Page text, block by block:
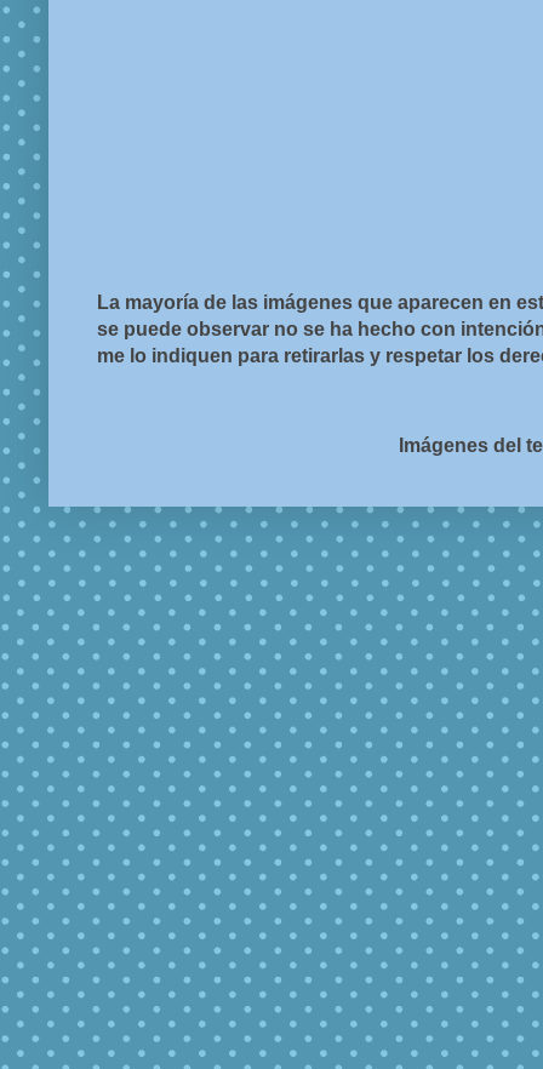
La mayoría de las imágenes que aparecen en
se puede observar no se ha hecho con
me lo indiquen para retirarlas y respetar los
Imágenes del